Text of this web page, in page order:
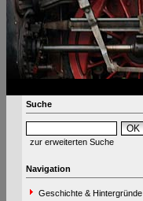
Suche
zur erweiterten Suche
Navigation
Geschichte & Hintergründe